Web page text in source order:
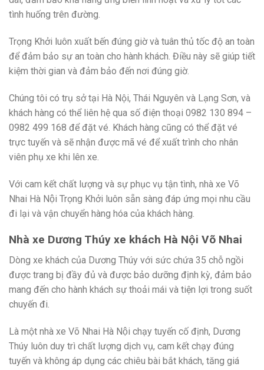
tình huống trên đường.
Trọng Khởi luôn xuất bến đúng giờ và tuân thủ tốc độ an toàn
để đảm bảo sự an toàn cho hành khách. Điều này sẽ giúp tiết
kiệm thời gian và đảm bảo đến nơi đúng giờ.
Chúng tôi có trụ sở tại Hà Nội, Thái Nguyên và Lạng Sơn, và
khách hàng có thể liên hệ qua số điện thoại 0982 130 894 –
0982 499 168 để đặt vé. Khách hàng cũng có thể đặt vé
trực tuyến và sẽ nhận được mã vé để xuất trình cho nhân
viên phụ xe khi lên xe.
Với cam kết chất lượng và sự phục vụ tận tình, nhà xe Võ
Nhai Hà Nội Trọng Khởi luôn sẵn sàng đáp ứng mọi nhu cầu
đi lại và vận chuyển hàng hóa của khách hàng.
Nhà xe Dương Thúy xe khách Hà Nội Võ Nhai
Dòng xe khách của Dương Thúy với sức chứa 35 chỗ ngồi
được trang bị đầy đủ và được bảo dưỡng định kỳ, đảm bảo
mang đến cho hành khách sự thoải mái và tiện lợi trong suốt
chuyến đi.
Là một nhà xe Võ Nhai Hà Nội chạy tuyến cố định, Dương
Thúy luôn duy trì chất lượng dịch vụ, cam kết chạy đúng
tuyến và không áp dụng các chiêu bài bắt khách, tăng giá